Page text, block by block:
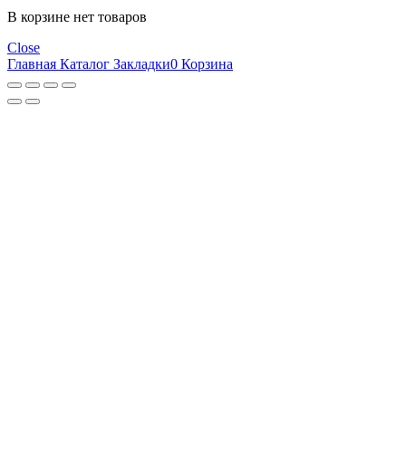
В корзине нет товаров
Close
Главная Каталог Закладки0 Корзина